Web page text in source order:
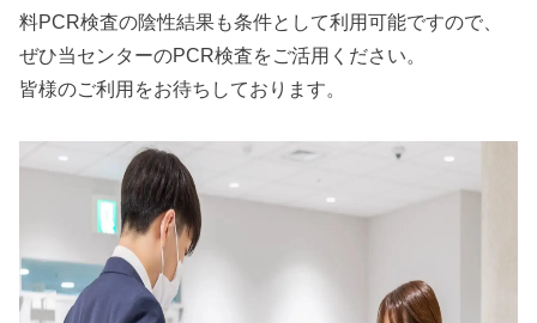
料PCR検査の陰性結果も条件として利用可能ですので、
ぜひ当センターのPCR検査をご活⽤ください。
皆様のご利用をお待ちしております。